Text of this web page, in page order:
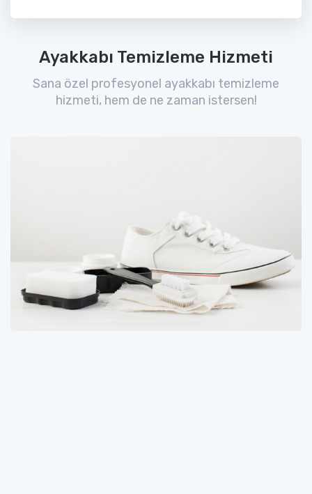
Ayakkabı Temizleme Hizmeti
Sana özel profesyonel ayakkabı temizleme
hizmeti, hem de ne zaman istersen!